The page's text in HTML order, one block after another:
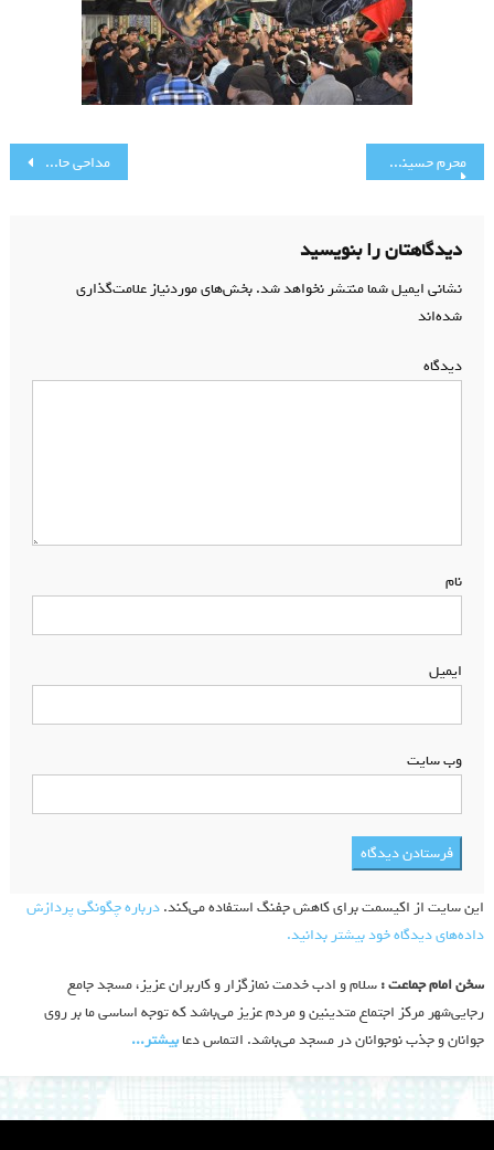
راهبری
مداحی حاج میثم مطیعی ۹۴ محرم حسینی از نگاه تصاویر (1)
دیدگاهتان را بنویسید
نشانی ایمیل شما منتشر نخواهد شد.بخش‌های موردنیاز علامت‌گذاری
شده‌اند
دیدگاه
نام
ایمیل
وب‌ سایت
این سایت از اکیسمت برای کاهش جفنگ استفاده می‌کند.درباره چگونگی پردازش
داده‌های دیدگاه خود بیشتر بدانید.
سخن امام جماعت :سلام و ادب خدمت نمازگزار و کاربران عزیز، مسجد جامع
رجایی‌شهر مرکز اجتماع متدینین و مردم عزیز می‌باشد که توجه اساسی ما بر روی
جوانان و جذب نوجوانان در مسجد می‌باشد. التماس دعابیشتر‫...‬